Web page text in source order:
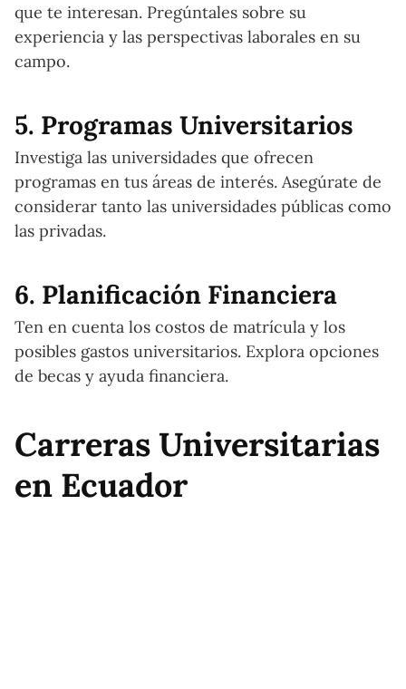
que te interesan. Pregúntales sobre su
experiencia y las perspectivas laborales en su
campo.
5. Programas Universitarios
Investiga las universidades que ofrecen
programas en tus áreas de interés. Asegúrate de
considerar tanto las universidades públicas como
las privadas.
6. Planificación Financiera
Ten en cuenta los costos de matrícula y los
posibles gastos universitarios. Explora opciones
de becas y ayuda financiera.
Carreras Universitarias
en Ecuador